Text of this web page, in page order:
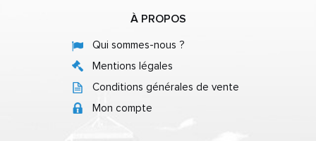
À PROPOS
Qui sommes-nous ?
Mentions légales
Conditions générales de vente
Mon compte